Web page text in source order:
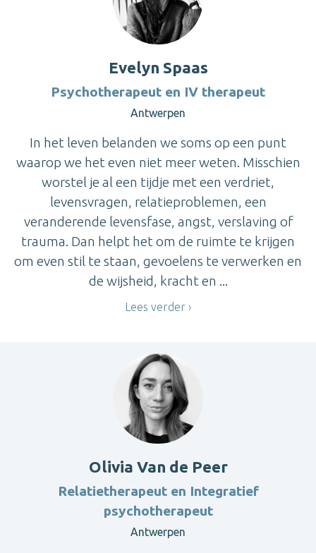
Evelyn Spaas
Psychotherapeut en IV therapeut
Antwerpen
In het leven belanden we soms op een punt
waarop we het even niet meer weten. Misschien
worstel je al een tijdje met een verdriet,
levensvragen, relatieproblemen, een
veranderende levensfase, angst, verslaving of
trauma. Dan helpt het om de ruimte te krijgen
om even stil te staan, gevoelens te verwerken en
de wijsheid, kracht en ...
Lees verder
Olivia Van de Peer
Relatietherapeut en Integratief
psychotherapeut
Antwerpen